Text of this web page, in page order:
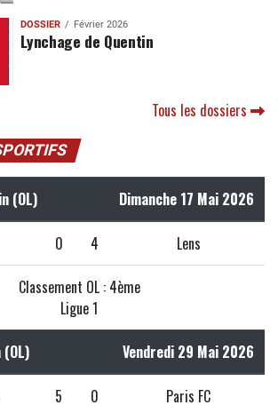
DOSSIER Février 2026
Lynchage de Quentin
Tous les dossiers
(OL) Dimanche 17 Mai 2026
0 4 Lens
Classement OL : 4ème
Ligue 1
Vendredi 29 Mai 2026
5 0 Paris FC